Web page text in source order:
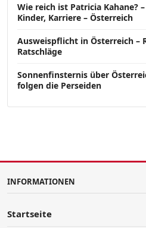
Wie reich ist Patricia Kahane?
Kinder, Karriere – Österreich
Ausweispflicht in Österreich –
Ratschläge
Sonnenfinsternis über
folgen die Perseiden
INFORMATIONEN
Startseite